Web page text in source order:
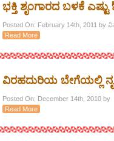
ಭಕ್ತಿ ಶೃಂಗಾರದ ಬಳಕೆ ಎಷ್ಟು
Posted On: February 14th, 2011 by
Read More
ವಿರಹದುರಿಯ ಬೇಗೆಯಲ್ಲಿ
Posted On: December 14th, 2010 by
Read More